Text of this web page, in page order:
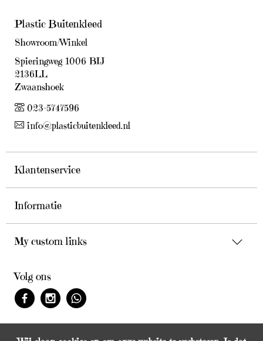
Plastic Buitenkleed
Showroom/Winkel
Spieringweg 1006 BIJ
2136LL
Zwaanshoek
023-5747596
info@plasticbuitenkleed.nl
Klantenservice
Informatie
My custom links
Volg ons